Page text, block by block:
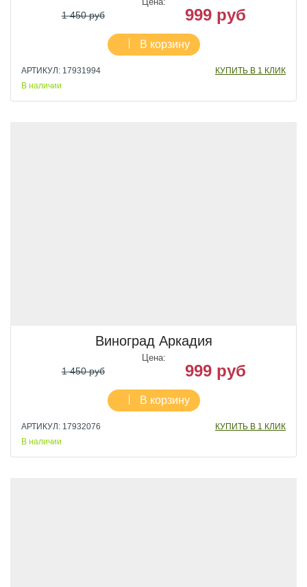
1 450 руб 999 руб
В корзину
АРТИКУЛ: 17931994
КУПИТЬ В 1 КЛИК
В наличии
Виноград Аркадия
Цена:
1 450 руб 999 руб
В корзину
АРТИКУЛ: 17932076
КУПИТЬ В 1 КЛИК
В наличии